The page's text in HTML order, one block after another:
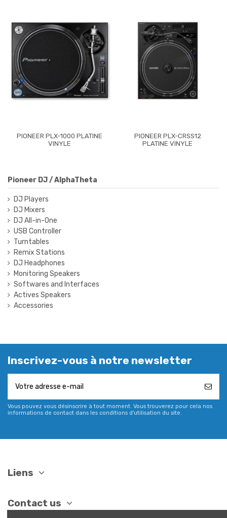
PIONEER PLX-1000 PLATINE
VINYLE
PIONEER PLX-CRSS12
PLATINE VINYLE
Pioneer DJ / AlphaTheta
DJ Players
DJ Mixers
DJ All-in-One
USB Controller
Turntables
Remix Stations
DJ Headphones
Monitoring Speakers
Softwares and Interfaces
Actives Speakers
Accessories
Inscrivez-vous à notre newsletter
Vous pouvez vous désinscrire à tout moment. Vous trouverez pour cela nos
informations de contact dans les conditions d'utilisation du site.
Liens
Contact us